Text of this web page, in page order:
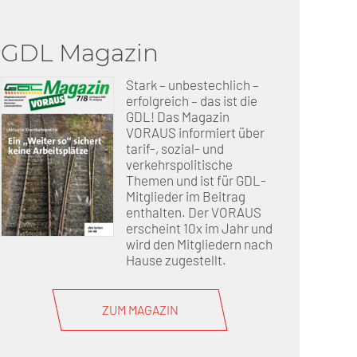
(DB AG)
als nur Plus (DB AG)
GDL Magazin
Stark – unbestechlich –
erfolgreich – das ist die
GDL! Das Magazin
VORAUS informiert über
tarif-, sozial- und
verkehrspolitische
Themen und ist für GDL-
Mitglieder im Beitrag
enthalten. Der VORAUS
erscheint 10x im Jahr und
wird den Mitgliedern nach
Hause zugestellt.
ZUM MAGAZIN